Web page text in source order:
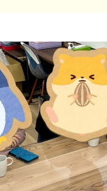
四国・九州エリア